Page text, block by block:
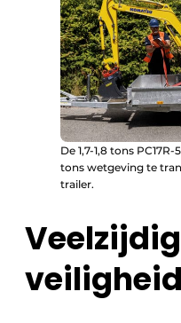
De 1,7-1,8 tons
tons wetgeving te
trailer.
veiligheid